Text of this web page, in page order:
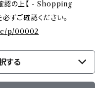
認の上【 - Shopping
ずご確認ください。
p/00002
する